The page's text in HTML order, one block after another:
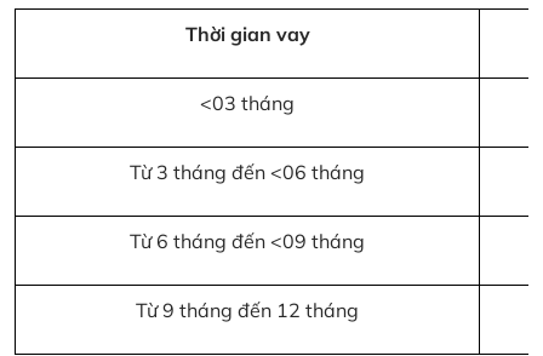
Thời gian vay
<03 tháng
Từ 3 tháng đến <06 tháng
Từ 6 tháng đến <09 tháng
Từ 9 tháng đến 12 tháng